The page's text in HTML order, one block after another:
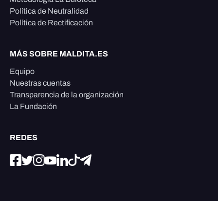
Política de Neutralidad
Política de Rectificación
MÁS SOBRE MALDITA.ES
Equipo
Nuestras cuentas
Transparencia de la organización
La Fundación
REDES